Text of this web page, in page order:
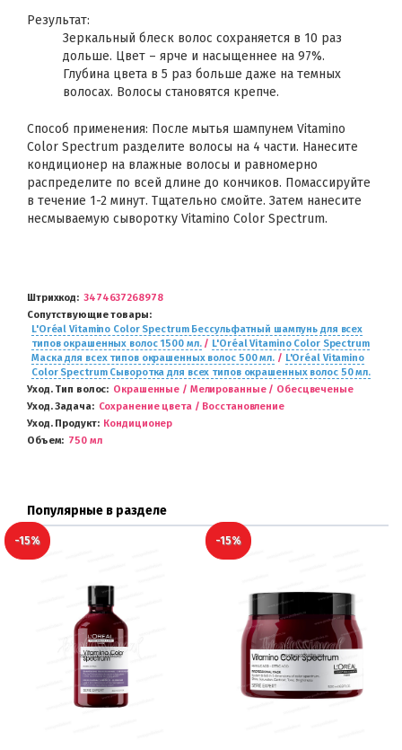
Результат:
Зеркальный блеск волос сохраняется в 10 раз
дольше.​ Цвет – ярче и насыщеннее на 97%.
Глубина цвета в 5 раз больше даже на темных
волосах. ​Волосы становятся крепче.
Способ применения: После мытья шампунем Vitamino
Color Spectrum разделите волосы на 4 части. Нанесите
кондиционер на влажные волосы и равномерно
распределите по всей длине до кончиков. Помассируйте
в течение 1-2 минут. Тщательно смойте. Затем нанесите
несмываемую сыворотку Vitamino Color Spectrum.
Штрихкод
3474637268978
Сопутствующие товары
L'Oréal Vitamino Color Spectrum Бессульфатный шампунь для всех
типов окрашенных волос 1500 мл./ L'Oréal Vitamino Color Spectrum
Маска для всех типов окрашенных волос 500 мл./ L'Oréal Vitamino
Color Spectrum Сыворотка для всех типов окрашенных волос 50 мл.
Уход. Тип волос
Окрашенные / Мелированные / Обесцвеченые
Уход. Задача
Сохранение цвета / Восстановление
Уход. Продукт
Кондиционер
Объем
750 мл
Популярные в разделе
-15% -15%